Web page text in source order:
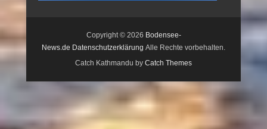
Copyright © 2026 Bodensee-
News.de Datenschutzerklärung Alle Rechte vorbehalten.
Catch Kathmandu by Catch Themes